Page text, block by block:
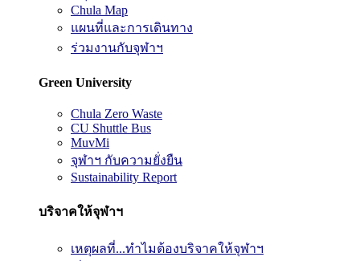
Chula Map
แผนที่และการเดินทาง
ร่วมงานกับจุฬาฯ
Green University
Chula Zero Waste
CU Shuttle Bus
MuvMi
จุฬาฯ กับความยั่งยืน
Sustainability Report
บริจาคให้จุฬาฯ
เหตุผลที่...ทำไมต้องบริจาคให้จุฬาฯ